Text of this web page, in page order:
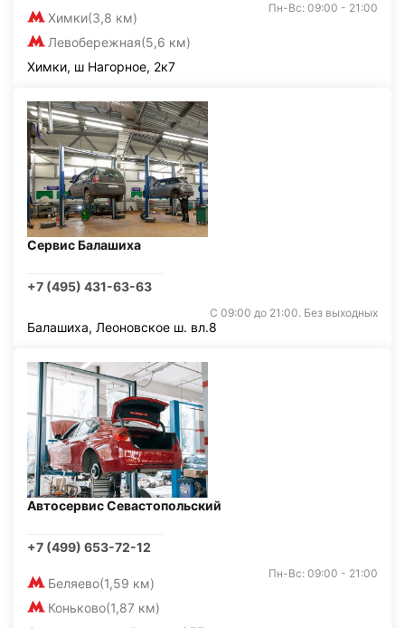
Химки(3,8 км)
Левобережная(5,6 км)
Пн-Вс: 09:00 - 21:00
Химки, ш Нагорное, 2к7
Сервис Балашиха
+7 (495) 431-63-63
С 09:00 до 21:00. Без выходных
Балашиха, Леоновское ш. вл.8
Автосервис Севастопольский
+7 (499) 653-72-12
Беляево(1,59 км)
Коньково(1,87 км)
Пн-Вс: 09:00 - 21:00